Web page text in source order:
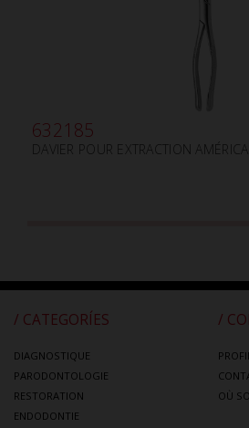
632185
DAVIER POUR EXTRACTION
/ CATEGORÍES
DIAGNOSTIQUE
PARODONTOLOGIE
RESTORATION
ENDODONTIE
/
OÙ